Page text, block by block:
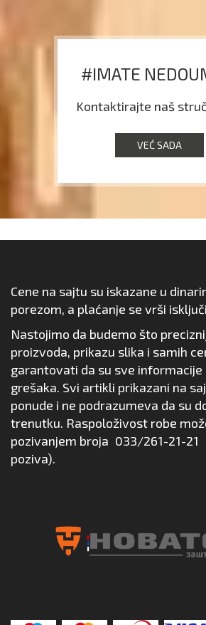
#IMATE
Kontaktirajte naš
VEĆ SADA
Cene na sajtu su iskazane u
porezom, a plaćanje se vrši
Nastojimo da budemo što
proizvoda, prikazu slika i samih
garantovati da su sve informacije
grešaka. Svi artikli prikazani na
ponude i ne podrazumeva da su
trenutku. Raspoloživost robe
pozivanjem broja 033/261-21-21
poziva).